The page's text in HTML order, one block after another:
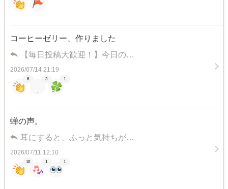
コーヒーゼリー、作りました
【毎日投稿大歓迎！】今日の…
2026/07/14 21:19
6 3 1
蝉の声。
耳にすると、ふっと気持ちが…
2026/07/11 12:10
10 1 1